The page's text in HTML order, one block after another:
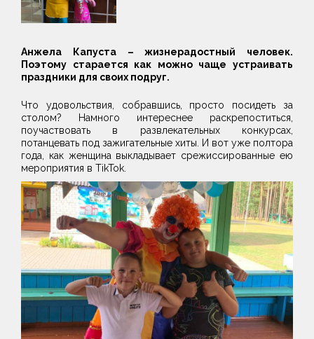
Анжела Капуста – жизнерадостный человек.
Поэтому старается как можно чаще устраивать
праздники для своих подруг.
Что удовольствия, собравшись, просто посидеть за
столом? Намного интереснее раскрепоститься,
поучаствовать в развлекательных конкурсах,
потанцевать под зажигательные хиты. И вот уже полтора
года, как женщина выкладывает срежиссированные ею
мероприятия в TikTok.